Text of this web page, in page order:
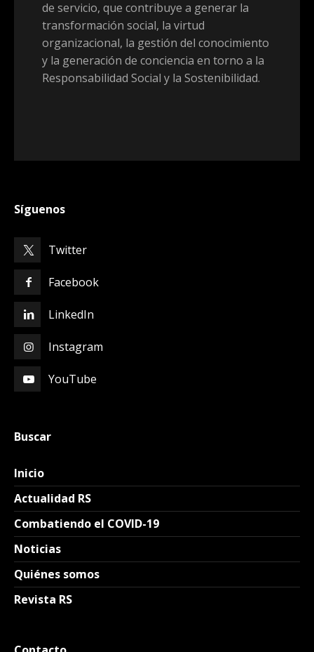
de servicio, que contribuye a generar la
transformación social, la virtud
organizacional, la gestión del conocimiento
y la generación de conciencia en torno a la
Responsabilidad Social y la Sostenibilidad.
Síguenos
Twitter
Facebook
LinkedIn
Instagram
YouTube
Buscar
Inicio
Actualidad RS
Combatiendo el COVID-19
Noticias
Quiénes somos
Revista RS